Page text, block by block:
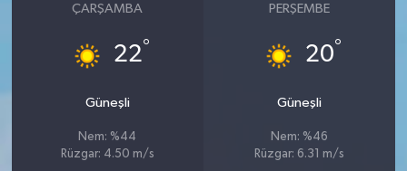
ÇARŞAMBA
22°
Güneşli
Nem: %44
Rüzgar: 4.50 m/s
PERŞEMBE
20°
Güneşli
Nem: %46
Rüzgar: 6.31 m/s